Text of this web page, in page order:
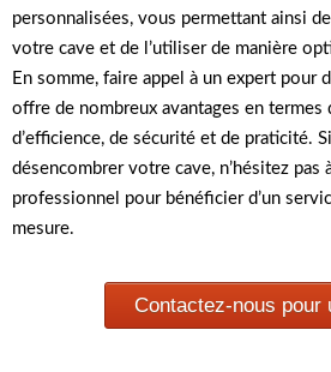
personnalisées, vous permettant ainsi
votre cave et de l’utiliser de manière
En somme, faire appel à un expert pour
offre de nombreux avantages en termes
d’efficience, de sécurité et de praticité.
désencombrer votre cave, n’hésitez pas
professionnel pour bénéficier d’un
mesure.
Contactez-nous pour